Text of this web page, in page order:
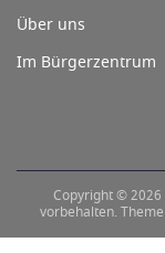
Über uns
Im Bürgerzentrum
Copyright © 2026
vorbehalten. Theme